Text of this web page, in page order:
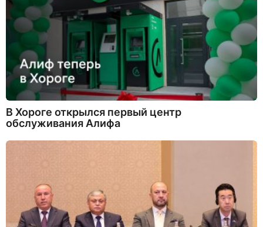
В Хороге открылся первый центр
обслуживания Алифа